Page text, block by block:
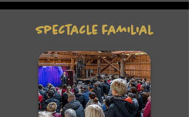
Spectacle familial